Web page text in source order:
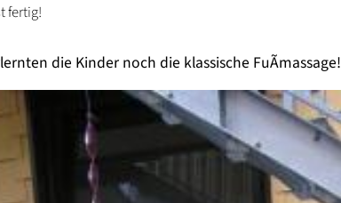
fertig!
die Kinder noch die klassische FuÃmassage!